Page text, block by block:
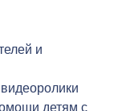
и
детям с